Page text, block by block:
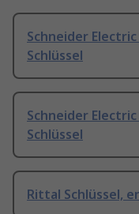
Schneider
Schlüssel
Schneider
Schlüssel
Rittal Schlüssel,